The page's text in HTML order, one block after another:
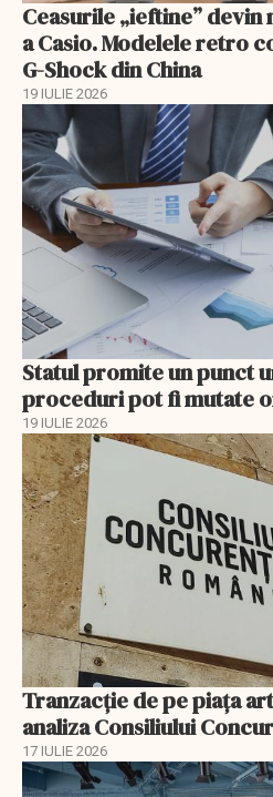
Ceasurile „ieftine”
a Casio. Modelele retro
G-Shock din China
19 IULIE 2026
Statul promite un punct
proceduri pot fi mutate
19 IULIE 2026
Tranzacție de pe piața
analiza Consiliului
17 IULIE 2026